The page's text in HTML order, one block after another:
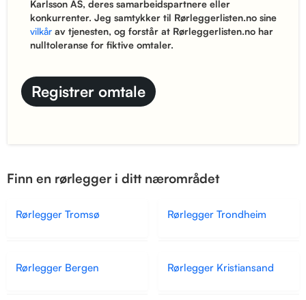
Karlsson AS, deres samarbeidspartnere eller
konkurrenter. Jeg samtykker til Rørleggerlisten.no sine
vilkårav tjenesten, og forstår at Rørleggerlisten.no har
nulltoleranse for fiktive omtaler.
Finn en rørlegger i ditt nærområdet
Rørlegger Tromsø Rørlegger Trondheim
Rørlegger Bergen Rørlegger Kristiansand